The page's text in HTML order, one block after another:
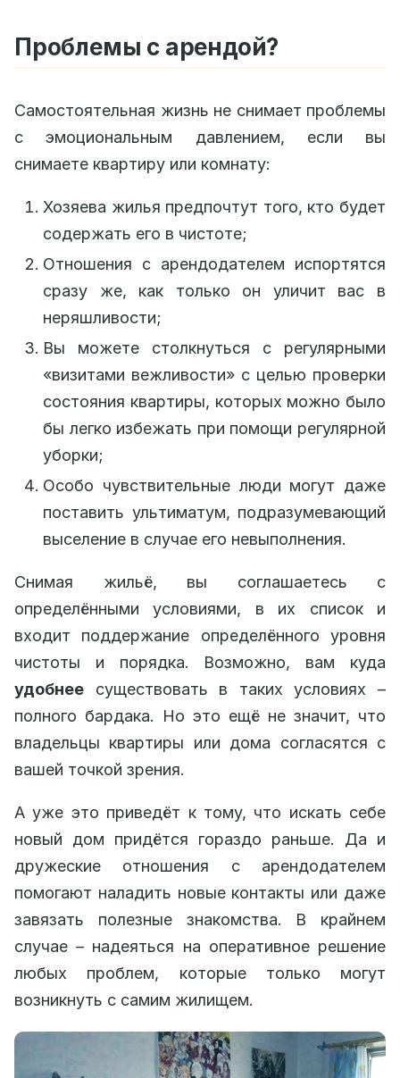
Проблемы с арендой?
Самостоятельная жизнь не снимает проблемы
с эмоциональным давлением, если вы
снимаете квартиру или комнату:
Хозяева жилья предпочтут того, кто будет
содержать его в чистоте;
Отношения с арендодателем испортятся
сразу же, как только он уличит вас в
неряшливости;
Вы можете столкнуться с регулярными
«визитами вежливости» с целью проверки
состояния квартиры, которых можно было
бы легко избежать при помощи регулярной
уборки;
Особо чувствительные люди могут даже
поставить ультиматум, подразумевающий
выселение в случае его невыполнения.
Снимая жильё, вы соглашаетесь с
определёнными условиями, в их список и
входит поддержание определённого уровня
чистоты и порядка. Возможно, вам куда
удобнее существовать в таких условиях –
полного бардака. Но это ещё не значит, что
владельцы квартиры или дома согласятся с
вашей точкой зрения.
А уже это приведёт к тому, что искать себе
новый дом придётся гораздо раньше. Да и
дружеские отношения с арендодателем
помогают наладить новые контакты или даже
завязать полезные знакомства. В крайнем
случае – надеяться на оперативное решение
любых проблем, которые только могут
возникнуть с самим жилищем.